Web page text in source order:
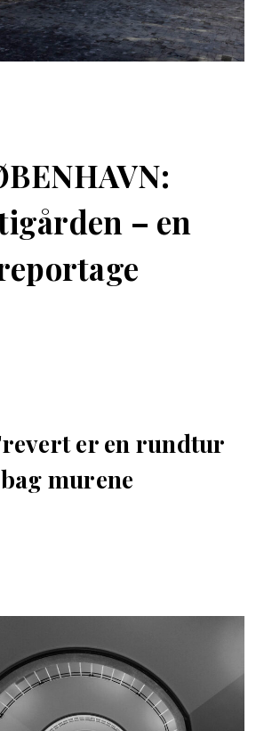
– en
er en rundtur
bag murene